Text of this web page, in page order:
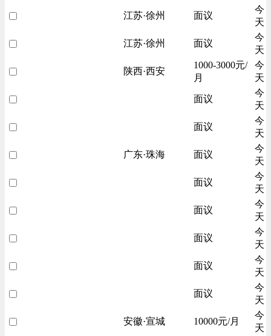
江苏·徐州 面议
今
天
江苏·徐州 面议
今
天
陕西·西安
1000-3000元/
月
今
天
面议
今
天
面议
今
天
广东·珠海 面议
今
天
面议
今
天
面议
今
天
面议
今
天
面议
今
天
面议
今
天
安徽·宣城 10000元/月
今
天